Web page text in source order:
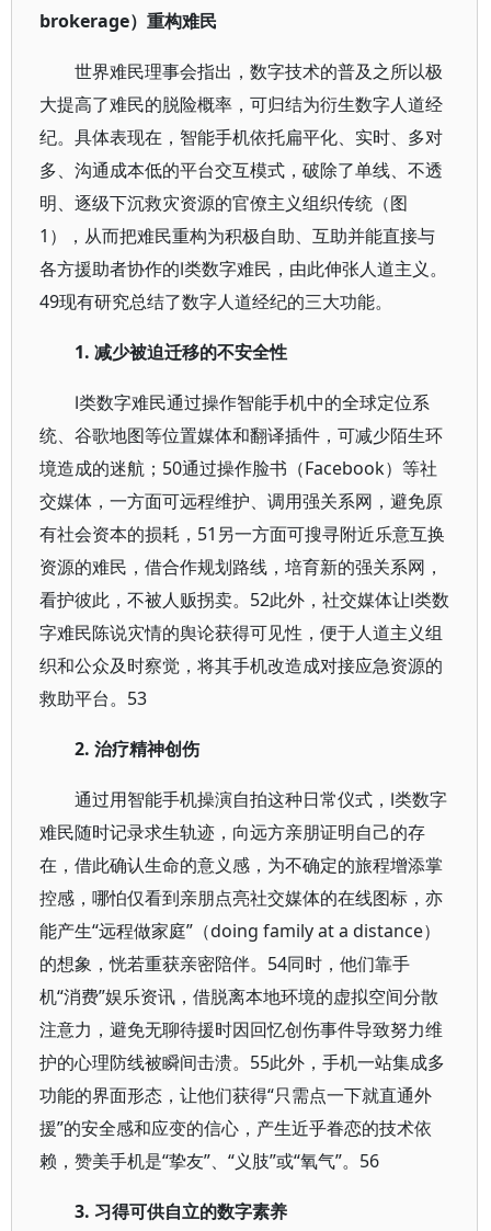
brokerage）重构难民
世界难民理事会指出，数字技术的普及之所以极
大提高了难民的脱险概率，可归结为衍生数字人道经
纪。具体表现在，智能手机依托扁平化、实时、多对
多、沟通成本低的平台交互模式，破除了单线、不透
明、逐级下沉救灾资源的官僚主义组织传统（图
1），从而把难民重构为积极自助、互助并能直接与
各方援助者协作的Ⅰ类数字难民，由此伸张人道主义。
49现有研究总结了数字人道经纪的三大功能。
1. 减少被迫迁移的不安全性
Ⅰ类数字难民通过操作智能手机中的全球定位系
统、谷歌地图等位置媒体和翻译插件，可减少陌生环
境造成的迷航；50通过操作脸书（Facebook）等社
交媒体，一方面可远程维护、调用强关系网，避免原
有社会资本的损耗，51另一方面可搜寻附近乐意互换
资源的难民，借合作规划路线，培育新的强关系网，
看护彼此，不被人贩拐卖。52此外，社交媒体让Ⅰ类数
字难民陈说灾情的舆论获得可见性，便于人道主义组
织和公众及时察觉，将其手机改造成对接应急资源的
救助平台。53
2. 治疗精神创伤
通过用智能手机操演自拍这种日常仪式，Ⅰ类数字
难民随时记录求生轨迹，向远方亲朋证明自己的存
在，借此确认生命的意义感，为不确定的旅程增添掌
控感，哪怕仅看到亲朋点亮社交媒体的在线图标，亦
能产生“远程做家庭”（doing family at a distance）
的想象，恍若重获亲密陪伴。54同时，他们靠手
机“消费”娱乐资讯，借脱离本地环境的虚拟空间分散
注意力，避免无聊待援时因回忆创伤事件导致努力维
护的心理防线被瞬间击溃。55此外，手机一站集成多
功能的界面形态，让他们获得“只需点一下就直通外
援”的安全感和应变的信心，产生近乎眷恋的技术依
赖，赞美手机是“挚友”、“义肢”或“氧气”。56
3. 习得可供自立的数字素养